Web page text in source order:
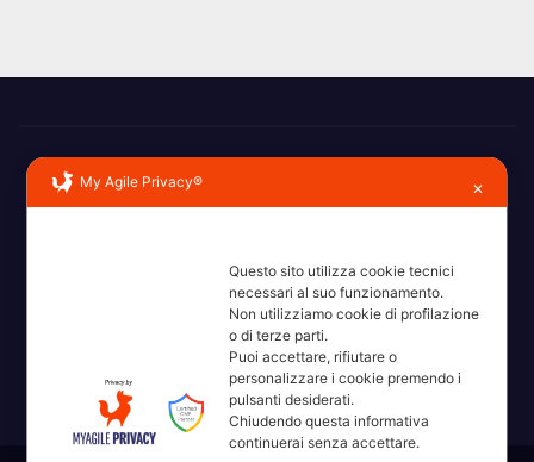
Erba, Brianza, Lario: raccontate con la serietà di chi non
ricorda la domanda.
My Agile Privacy® ✕
Questo sito utilizza cookie tecnici
necessari al suo funzionamento.
Non utilizziamo cookie di profilazione
o di terze parti.
Puoi accettare, rifiutare o
personalizzare i cookie premendo i
pulsanti desiderati.
Chiudendo questa informativa
continuerai senza accettare.